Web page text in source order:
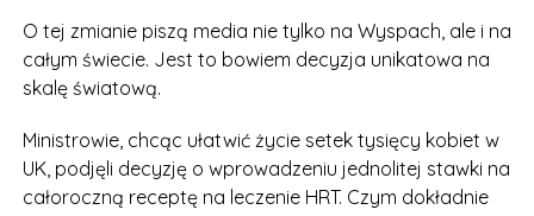
zdrowie i dobre samopoczucie powinno być
priorytetem. Teraz będą mogły sobie ulżyć bez
martwienia się o koszty – mówi Dame Lesley Regan,
Women’s Health Ambassador w UK.
Szacuje się, że z leczenia HRT korzysta ok. 400 tysięcy
kobiet w Wielkiej Brytanii. Teraz ta liczba
O tej zmianie piszą media nie tylko na Wyspach, ale i na
całym świecie. Jest to bowiem decyzja unikatowa na
skalę światową.
Ministrowie, chcąc ułatwić życie setek tysięcy kobiet w
UK, podjęli decyzję o wprowadzeniu jednolitej stawki na
całoroczną receptę na leczenie HRT. Czym dokładnie